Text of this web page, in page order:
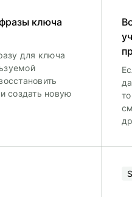
ключа
для ключа
создать новую